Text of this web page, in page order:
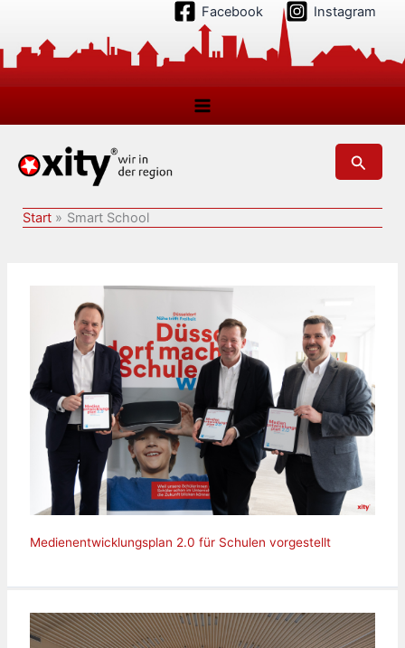
springen
Facebook Instagram
Suchen
Start Smart School
Medienentwicklungsplan 2.0 für Schulen vorgestellt